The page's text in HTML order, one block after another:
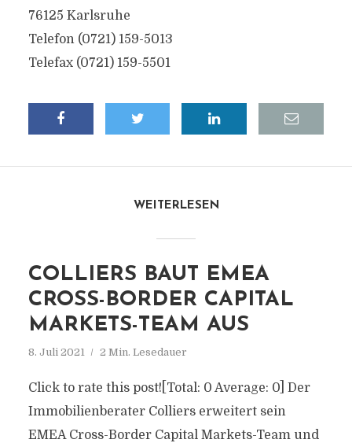
76125 Karlsruhe
Telefon (0721) 159-5013
Telefax (0721) 159-5501
WEITERLESEN
COLLIERS BAUT EMEA
CROSS-BORDER CAPITAL
MARKETS-TEAM AUS
8. Juli 2021 2 Min. Lesedauer
Click to rate this post![Total: 0 Average: 0] Der
Immobilienberater Colliers erweitert sein
EMEA Cross-Border Capital Markets-Team und